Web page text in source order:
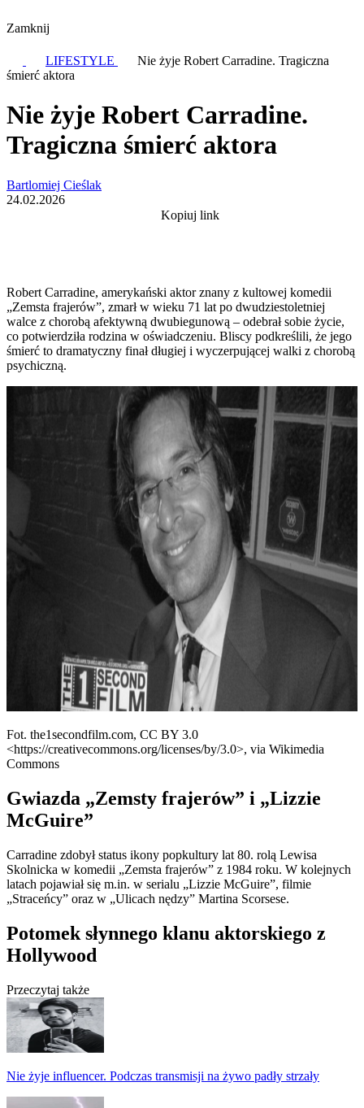
Zamknij
LIFESTYLE
Nie żyje Robert Carradine. Tragiczna
śmierć aktora
Nie żyje Robert Carradine.
Tragiczna śmierć aktora
Bartlomiej Cieślak
24.02.2026
Kopiuj link
Robert Carradine, amerykański aktor znany z kultowej komedii
„Zemsta frajerów”, zmarł w wieku 71 lat po dwudziestoletniej
walce z chorobą afektywną dwubiegunową – odebrał sobie życie,
co potwierdziła rodzina w oświadczeniu. Bliscy podkreślili, że jego
śmierć to dramatyczny finał długiej i wyczerpującej walki z chorobą
psychiczną.
Fot. the1secondfilm.com, CC BY 3.0
<https://creativecommons.org/licenses/by/3.0>, via Wikimedia
Commons
Gwiazda „Zemsty frajerów” i „Lizzie
McGuire”
Carradine zdobył status ikony popkultury lat 80. rolą Lewisa
Skolnicka w komedii „Zemsta frajerów” z 1984 roku. W kolejnych
latach pojawiał się m.in. w serialu „Lizzie McGuire”, filmie
„Straceńcy” oraz w „Ulicach nędzy” Martina Scorsese.
Potomek słynnego klanu aktorskiego z
Hollywood
Przeczytaj także
Nie żyje influencer. Podczas transmisji na żywo padły strzały